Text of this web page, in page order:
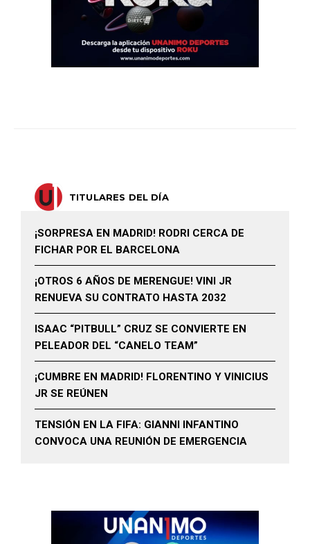
TITULARES DEL DÍA
¡SORPRESA EN MADRID! RODRI CERCA DE
FICHAR POR EL BARCELONA
¡OTROS 6 AÑOS DE MERENGUE! VINI JR
RENUEVA SU CONTRATO HASTA 2032
ISAAC “PITBULL” CRUZ SE CONVIERTE EN
PELEADOR DEL “CANELO TEAM”
¡CUMBRE EN MADRID! FLORENTINO Y VINICIUS
JR SE REÚNEN
TENSIÓN EN LA FIFA: GIANNI INFANTINO
CONVOCA UNA REUNIÓN DE EMERGENCIA